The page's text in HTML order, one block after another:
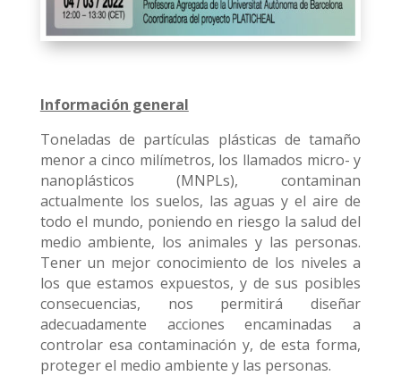
Información general
Toneladas de partículas plásticas de tamaño
menor a cinco milímetros, los llamados micro- y
nanoplásticos (MNPLs), contaminan
actualmente los suelos, las aguas y el aire de
todo el mundo, poniendo en riesgo la salud del
medio ambiente, los animales y las personas.
Tener un mejor conocimiento de los niveles a
los que estamos expuestos, y de sus posibles
consecuencias, nos permitirá diseñar
adecuadamente acciones encaminadas a
controlar esa contaminación y, de esta forma,
proteger el medio ambiente y las personas.